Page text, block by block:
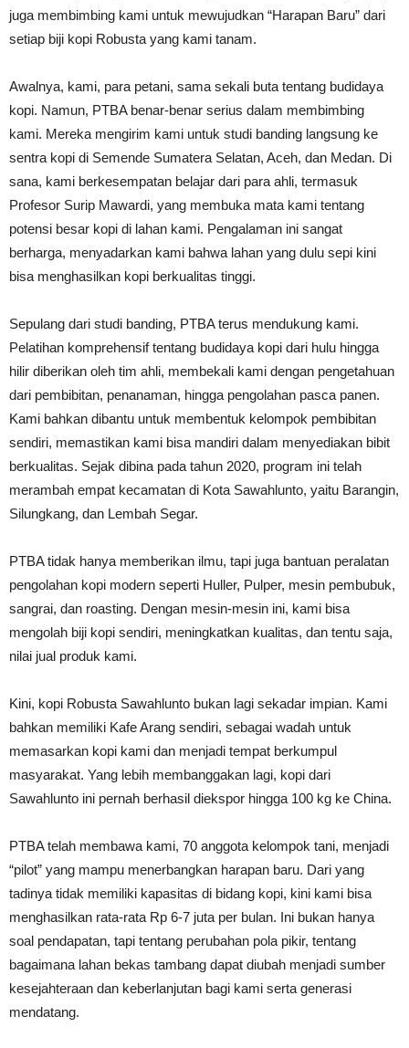
juga membimbing kami untuk mewujudkan “Harapan Baru” dari
setiap biji kopi Robusta yang kami tanam.
Awalnya, kami, para petani, sama sekali buta tentang budidaya
kopi. Namun, PTBA benar-benar serius dalam membimbing
kami. Mereka mengirim kami untuk studi banding langsung ke
sentra kopi di Semende Sumatera Selatan, Aceh, dan Medan. Di
sana, kami berkesempatan belajar dari para ahli, termasuk
Profesor Surip Mawardi, yang membuka mata kami tentang
potensi besar kopi di lahan kami. Pengalaman ini sangat
berharga, menyadarkan kami bahwa lahan yang dulu sepi kini
bisa menghasilkan kopi berkualitas tinggi.
Sepulang dari studi banding, PTBA terus mendukung kami.
Pelatihan komprehensif tentang budidaya kopi dari hulu hingga
hilir diberikan oleh tim ahli, membekali kami dengan pengetahuan
dari pembibitan, penanaman, hingga pengolahan pasca panen.
Kami bahkan dibantu untuk membentuk kelompok pembibitan
sendiri, memastikan kami bisa mandiri dalam menyediakan bibit
berkualitas. Sejak dibina pada tahun 2020, program ini telah
merambah empat kecamatan di Kota Sawahlunto, yaitu Barangin,
Silungkang, dan Lembah Segar.
PTBA tidak hanya memberikan ilmu, tapi juga bantuan peralatan
pengolahan kopi modern seperti Huller, Pulper, mesin pembubuk,
sangrai, dan roasting. Dengan mesin-mesin ini, kami bisa
mengolah biji kopi sendiri, meningkatkan kualitas, dan tentu saja,
nilai jual produk kami.
Kini, kopi Robusta Sawahlunto bukan lagi sekadar impian. Kami
bahkan memiliki Kafe Arang sendiri, sebagai wadah untuk
memasarkan kopi kami dan menjadi tempat berkumpul
masyarakat. Yang lebih membanggakan lagi, kopi dari
Sawahlunto ini pernah berhasil diekspor hingga 100 kg ke China.
PTBA telah membawa kami, 70 anggota kelompok tani, menjadi
“pilot” yang mampu menerbangkan harapan baru. Dari yang
tadinya tidak memiliki kapasitas di bidang kopi, kini kami bisa
menghasilkan rata-rata Rp 6-7 juta per bulan. Ini bukan hanya
soal pendapatan, tapi tentang perubahan pola pikir, tentang
bagaimana lahan bekas tambang dapat diubah menjadi sumber
kesejahteraan dan keberlanjutan bagi kami serta generasi
mendatang.